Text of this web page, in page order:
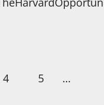
4 5
…